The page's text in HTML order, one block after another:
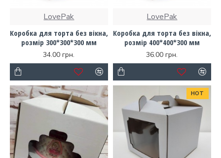
LovePak
Коробка для торта без вікна,
розмір 300*300*300 мм
34.00 грн.
LovePak
Коробка для торта без вікна,
розмір 400*400*300 мм
36.00 грн.
HOT